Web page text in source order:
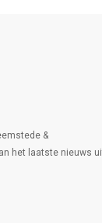
&
het laatste nieuws